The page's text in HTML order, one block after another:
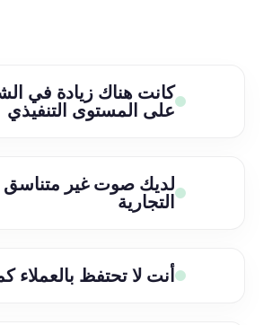
كانت هناك زيادة في
على المستوى التنفيذي
لديك صوت غير متناسق
التجارية
أنت لا تحتفظ بالعملاء